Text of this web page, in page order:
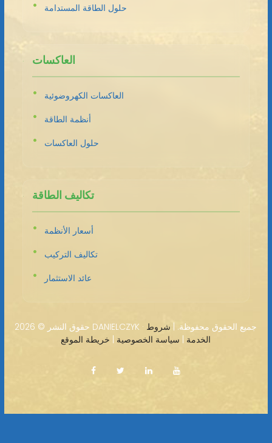
حلول الطاقة المستدامة
العاكسات
العاكسات الكهروضوئية
أنظمة الطاقة
حلول العاكسات
تكاليف الطاقة
أسعار الأنظمة
تكاليف التركيب
عائد الاستثمار
حقوق النشر © 2026 DANIELCZYK · جميع الحقوق محفوظة. | شروط
الخدمة
سياسة الخصوصية خريطة الموقع